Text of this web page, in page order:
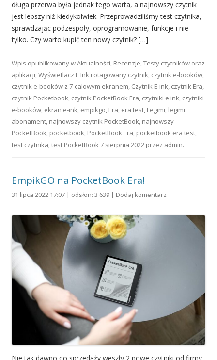
długa przerwa była jednak tego warta, a najnowszy czytnik
jest lepszy niż kiedykolwiek. Przeprowadziliśmy test czytnika,
sprawdzając podzespoły, oprogramowanie, funkcje i nie
tylko. Czy warto kupić ten nowy czytnik? […]
Wpis opublikowany wAktualności, Recenzje,Testy czytników oraz
aplikacji,Wyświetlacz E Ink i otagowany czytnik, czytnik e-booków,
czytnik e-booków z 7-calowym ekranem, Czytnik E-ink, czytnik Era,
czytnik Pocketbook, czytnik PocketBook Era, czytniki e ink, czytniki
e-booków, ekran e-ink, empikgo, Era, era test, Legimi, legimi
abonament, najnowszy czytnik PocketBook, najnowszy
PocketBook, pocketbook, PocketBook Era, pocketbook era test,
test czytnika,test PocketBook 7 sierpnia 2022 przez admin.
EmpikGO na PocketBook Era!
31 lipca 2022 17:07 | odsłon: 3 639 | Dodaj komentarz
Nie tak dawno do sprzedaży weszły 2 nowe czytniki od firmy